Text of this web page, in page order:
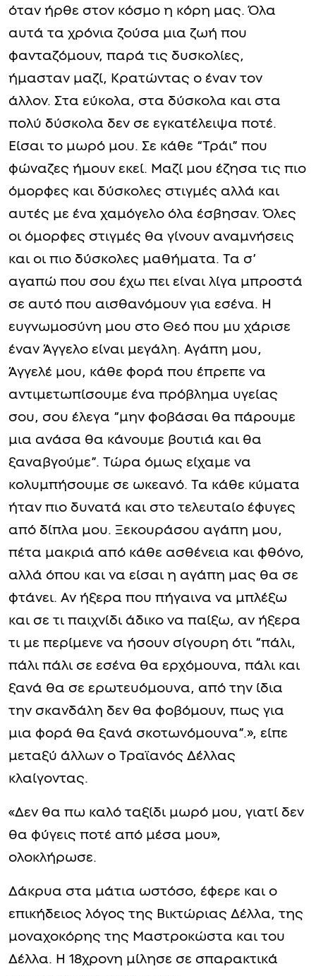
όταν ήρθε στον κόσμο η κόρη μας. Όλα
αυτά τα χρόνια ζούσα μια ζωή που
φανταζόμουν, παρά τις δυσκολίες,
ήμασταν μαζί, Κρατώντας ο έναν τον
άλλον. Στα εύκολα, στα δύσκολα και στα
πολύ δύσκολα δεν σε εγκατέλειψα ποτέ.
Είσαι το μωρό μου. Σε κάθε “Τράι” που
φώναζες ήμουν εκεί. Μαζί μου έζησα τις πιο
όμορφες και δύσκολες στιγμές αλλά και
αυτές με ένα χαμόγελο όλα έσβησαν. Όλες
οι όμορφες στιγμές θα γίνουν αναμνήσεις
και οι πιο δύσκολες μαθήματα. Τα σ’
αγαπώ που σου έχω πει είναι λίγα μπροστά
σε αυτό που αισθανόμουν για εσένα. Η
ευγνωμοσύνη μου στο Θεό που μυ χάρισε
έναν Άγγελο είναι μεγάλη. Αγάπη μου,
Άγγελέ μου, κάθε φορά που έπρεπε να
αντιμετωπίσουμε ένα πρόβλημα υγείας
σου, σου έλεγα “μην φοβάσαι θα πάρουμε
μια ανάσα θα κάνουμε βουτιά και θα
ξαναβγούμε”. Τώρα όμως είχαμε να
κολυμπήσουμε σε ωκεανό. Τα κάθε κύματα
ήταν πιο δυνατά και στο τελευταίο έφυγες
από δίπλα μου. Ξεκουράσου αγάπη μου,
πέτα μακριά από κάθε ασθένεια και φθόνο,
αλλά όπου και να είσαι η αγάπη μας θα σε
φτάνει. Aν ήξερα που πήγαινα να μπλέξω
και σε τι παιχνίδι άδικο να παίξω, αν ήξερα
τι με περίμενε να ήσουν σίγουρη ότι “πάλι,
πάλι πάλι σε εσένα θα ερχόμουνα, πάλι και
ξανά θα σε ερωτευόμουνα, από την ίδια
την σκανδάλη δεν θα φοβόμουν, πως για
μια φορά θα ξανά σκοτωνόμουνα”.», είπε
μεταξύ άλλων ο Τραϊανός Δέλλας
κλαίγοντας.
«Δεν θα πω καλό ταξίδι μωρό μου, γιατί δεν
θα φύγεις ποτέ από μέσα μου»,
ολοκλήρωσε.
Δάκρυα στα μάτια ωστόσο, έφερε και ο
επικήδειος λόγος της Βικτώριας Δέλλα, της
μοναχοκόρης της Μαστροκώστα και του
Δέλλα. Η 18χρονη μίλησε σε σπαρακτικά